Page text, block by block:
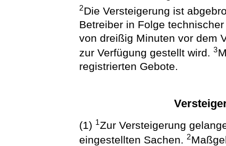
2Die Versteigerung ist
Betreiber in Folge
von dreißig Minuten vor dem
zur Verfügung gestellt wird.3
registrierten Gebote.
(1) 1Zur Versteigerung
eingestellten Sachen.2